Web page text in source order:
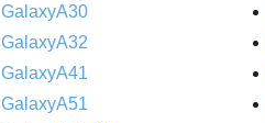
GalaxyA30
GalaxyA32
GalaxyA41
GalaxyA51